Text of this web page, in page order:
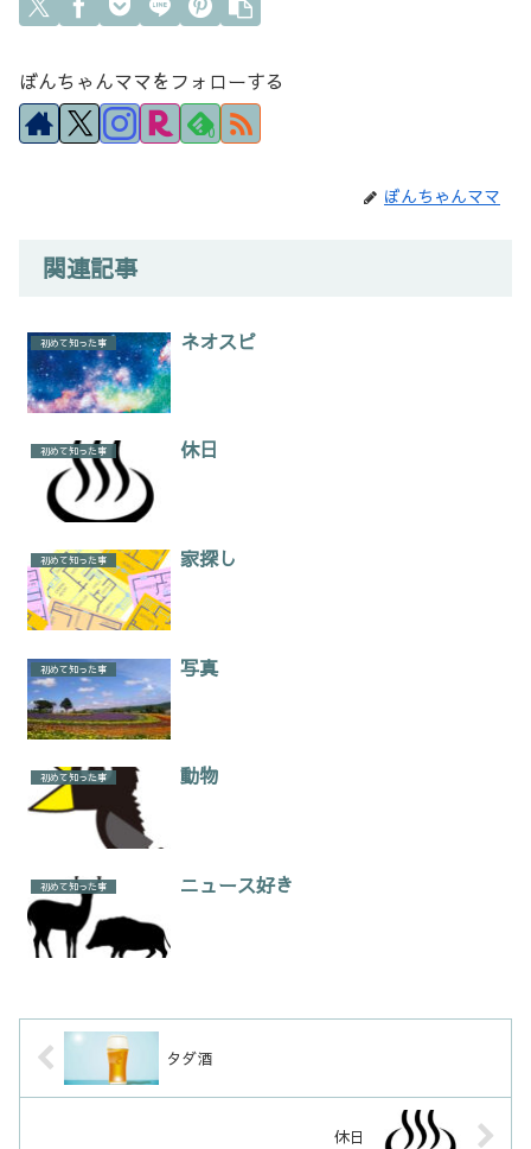
ぼんちゃんママをフォローする
0
ぼんちゃんママ
関連記事
初めて知った事 ネオスピ
初めて知った事 休日
初めて知った事 家探し
初めて知った事 写真
初めて知った事 動物
初めて知った事 ニュース好き
タダ酒
休日